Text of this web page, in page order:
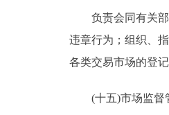
负责会同有关部
违章行为；组织、
各类交易市场的登记
(十五)市场监督